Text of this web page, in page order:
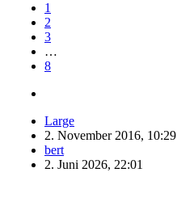
1
2
3
…
8
Large
2. November 2016, 10:29
bert
2. Juni 2026, 22:01